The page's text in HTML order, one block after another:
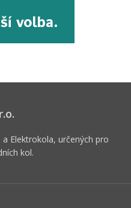
Elektrokola, určených pro
kol.